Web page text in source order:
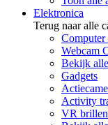
Elektronica
Terug naar alle
Computer
Webcam
Bekijk
Gadgets
Activity
VR brillen